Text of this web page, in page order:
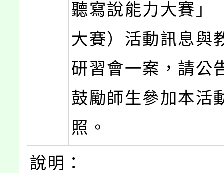
聽寫說能力大賽」
大賽）活動訊息與
研習會一案，請公
鼓勵師生參加本活
照。
說明：